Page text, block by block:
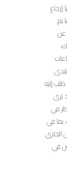
إرجاع
تم
عن
إليه
ترى
في
بما في
الجاري
في